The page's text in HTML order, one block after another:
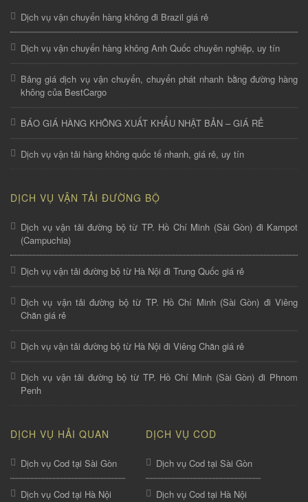
Dịch vụ vận chuyển hàng không đi Brazil giá rẻ
Dịch vụ vận chuyển hàng không Anh Quốc chuyên nghiệp, uy tín
Bảng giá dịch vụ vận chuyển, chuyển phát nhanh bằng đường hàng
không của BestCargo
BÁO GIÁ HÀNG KHÔNG XUẤT KHẨU NHẬT BẢN – GIÁ RẺ
Dịch vụ vận tải hàng không quốc tế nhanh, giá rẻ, uy tín
DỊCH VỤ VẬN TẢI ĐƯỜNG BỘ
Dịch vụ vận tải đường bộ từ TP. Hồ Chí Minh (Sài Gòn) đi Kampot
(Campuchia)
Dịch vụ vận tải đường bộ từ Hà Nội đi Trung Quốc giá rẻ
Dịch vụ vận tải đường bộ từ TP. Hồ Chí Minh (Sài Gòn) đi Viêng
Chăn giá rẻ
Dịch vụ vận tải đường bộ từ Hà Nội đi Viêng Chăn giá rẻ
Dịch vụ vận tải đường bộ từ TP. Hồ Chí Minh (Sài Gòn) đi Phnom
Penh
DỊCH VỤ HẢI QUAN
Dịch vụ Cod tại Sài Gòn
Dịch vụ Cod tại Hà Nội
DỊCH VỤ COD
Dịch vụ Cod tại Sài Gòn
Dịch vụ Cod tại Hà Nội